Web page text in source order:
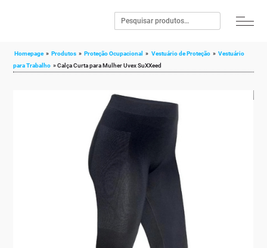
Homepage » Produtos » Proteção Ocupacional » Vestuário de Proteção » Vestuário
para Trabalho »Calça Curta para Mulher Uvex SuXXeed